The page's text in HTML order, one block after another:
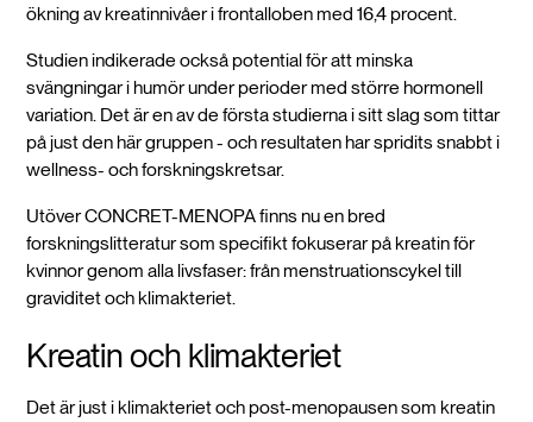
ökning av kreatinnivåer i frontalloben med 16,4 procent.
Studien indikerade också potential för att minska
svängningar i humör under perioder med större hormonell
variation. Det är en av de första studierna i sitt slag som tittar
på just den här gruppen - och resultaten har spridits snabbt i
wellness- och forskningskretsar.
Utöver CONCRET-MENOPA finns nu en bred
forskningslitteratur som specifikt fokuserar på kreatin för
kvinnor genom alla livsfaser: från menstruationscykel till
graviditet och klimakteriet.
Kreatin och klimakteriet
Det är just i klimakteriet och post-menopausen som kreatin